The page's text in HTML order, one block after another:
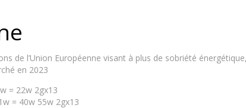
de l’Union Européenne visant à plus de sobriété
en 2023
= 22w 2gx13
= 40w 55w 2gx13